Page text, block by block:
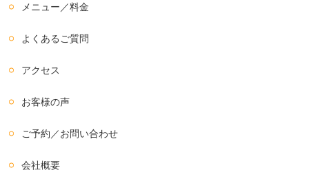
メニュー／料金
よくあるご質問
アクセス
お客様の声
ご予約／お問い合わせ
会社概要